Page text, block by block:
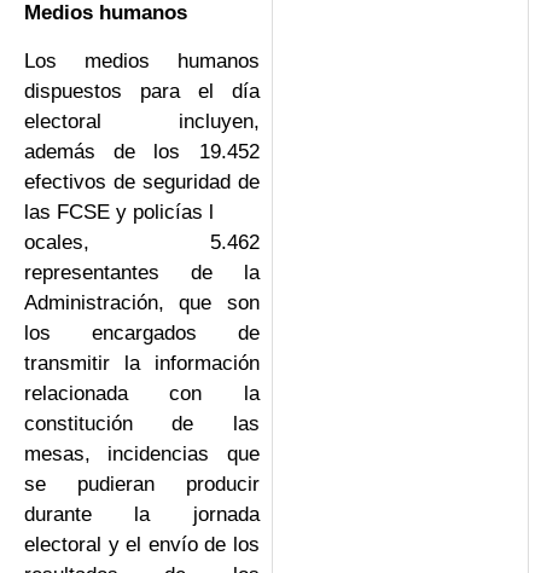
Medios humanos
Los medios humanos
dispuestos para el día
electoral incluyen,
además de los 19.452
efectivos de seguridad de
las FCSE y policías l
ocales, 5.462
representantes de la
Administración, que son
los encargados de
transmitir la información
relacionada con la
constitución de las
mesas, incidencias que
se pudieran producir
durante la jornada
electoral y el envío de los